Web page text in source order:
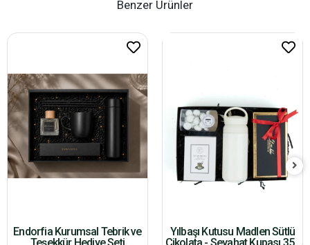
Benzer Ürünler
Endorfia Kurumsal Tebrik ve
Teşekkür Hediye Seti
Yılbaşı Kutusu Madlen Sütlü
Çikolata - Seyahat Kupası 350